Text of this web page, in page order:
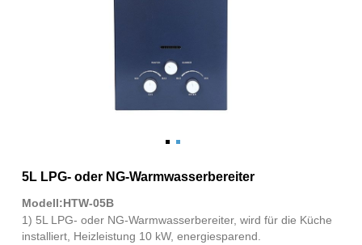
5L LPG- oder NG-Warmwasserbereiter
Modell:HTW-05B
1) 5L LPG- oder NG-Warmwasserbereiter, wird für die Küche
installiert, Heizleistung 10 kW, energiesparend.